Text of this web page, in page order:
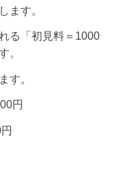
ます。
る「初見料＝1000
。
す。
円